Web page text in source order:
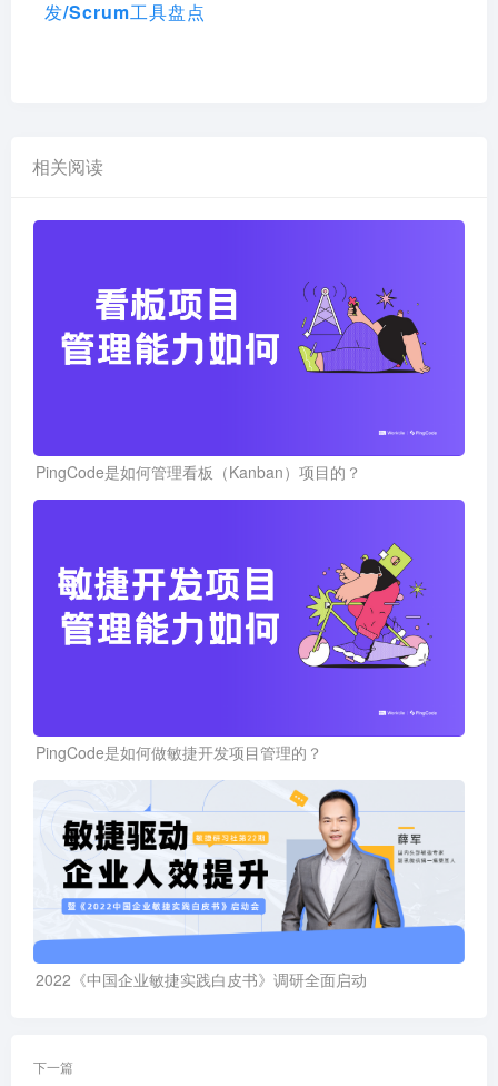
发/Scrum工具盘点
相关阅读
PingCode是如何管理看板（Kanban）项目的？
PingCode是如何做敏捷开发项目管理的？
2022《中国企业敏捷实践白皮书》调研全面启动
下一篇